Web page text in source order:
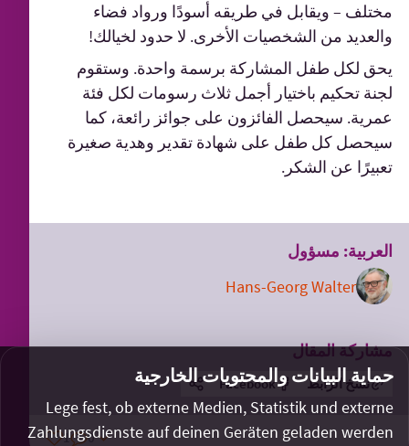
مختلف – ويقابل في طريقه أسودًا ورواد فضاء
والعديد من الشخصيات الأخرى. لا حدود لخيالك!
يحق لكل طفل المشاركة برسمة واحدة. وستقوم
لجنة تحكيم باختيار أجمل ثلاث رسومات لكل فئة
عمرية. سيحصل الفائزون على جوائز رائعة، كما
سيحصل كل طفل على شهادة تقدير وهدية صغيرة
تعبيرًا عن الشكر.
العربية: مسؤول
Hans-Georg Walter
مشاركة المقال
نسخ الرابط Facebook
1 0
حماية البيانات والمحتويات الخارجية
Lege fest, ob externe Medien, Statistik und externe
Zahlungsdienste auf deinen Geräten geladen werden